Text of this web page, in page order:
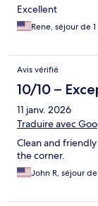
Excellent
Rene, séjour de
Avis vérifié
10/10 –
11 janv. 2026
Traduire avec
Clean and
the corner.
John R, séjour